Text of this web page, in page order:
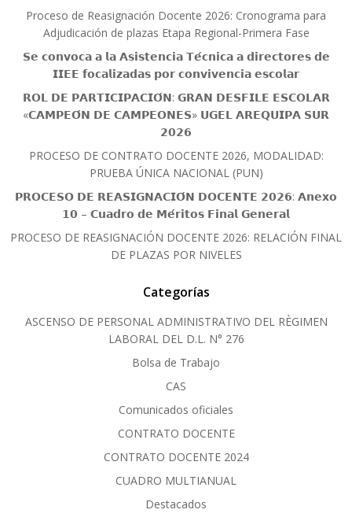
Proceso de Reasignación Docente 2026: Cronograma para
Adjudicación de plazas Etapa Regional-Primera Fase
𝗦𝗲 𝗰𝗼𝗻𝘃𝗼𝗰𝗮 𝗮 𝗹𝗮 𝗔𝘀𝗶𝘀𝘁𝗲𝗻𝗰𝗶𝗮 𝗧𝗲́𝗰𝗻𝗶𝗰𝗮 𝗮 𝗱𝗶𝗿𝗲𝗰𝘁𝗼𝗿𝗲𝘀 𝗱𝗲
𝗜𝗜𝗘𝗘 𝗳𝗼𝗰𝗮𝗹𝗶𝘇𝗮𝗱𝗮𝘀 𝗽𝗼𝗿 𝗰𝗼𝗻𝘃𝗶𝘃𝗲𝗻𝗰𝗶𝗮 𝗲𝘀𝗰𝗼𝗹𝗮𝗿
𝗥𝗢𝗟 𝗗𝗘 𝗣𝗔𝗥𝗧𝗜𝗖𝗜𝗣𝗔𝗖𝗜𝗢́𝗡: 𝗚𝗥𝗔𝗡 𝗗𝗘𝗦𝗙𝗜𝗟𝗘 𝗘𝗦𝗖𝗢𝗟𝗔𝗥
«𝗖𝗔𝗠𝗣𝗘𝗢́𝗡 𝗗𝗘 𝗖𝗔𝗠𝗣𝗘𝗢𝗡𝗘𝗦» 𝗨𝗚𝗘𝗟 𝗔𝗥𝗘𝗤𝗨𝗜𝗣𝗔 𝗦𝗨𝗥
𝟮𝟬𝟮𝟲
PROCESO DE CONTRATO DOCENTE 2026, MODALIDAD:
PRUEBA ÚNICA NACIONAL (PUN)
𝗣𝗥𝗢𝗖𝗘𝗦𝗢 𝗗𝗘 𝗥𝗘𝗔𝗦𝗜𝗚𝗡𝗔𝗖𝗜𝗢́𝗡 𝗗𝗢𝗖𝗘𝗡𝗧𝗘 𝟮𝟬𝟮𝟲: 𝗔𝗻𝗲𝘅𝗼
𝟭𝟬 – 𝗖𝘂𝗮𝗱𝗿𝗼 𝗱𝗲 𝗠𝗲́𝗿𝗶𝘁𝗼𝘀 𝗙𝗶𝗻𝗮𝗹 𝗚𝗲𝗻𝗲𝗿𝗮𝗹
PROCESO DE REASIGNACIÓN DOCENTE 2026: RELACIÓN FINAL
DE PLAZAS POR NIVELES
Categorías
ASCENSO DE PERSONAL ADMINISTRATIVO DEL RÈGIMEN
LABORAL DEL D.L. N° 276
Bolsa de Trabajo
CAS
Comunicados oficiales
CONTRATO DOCENTE
CONTRATO DOCENTE 2024
CUADRO MULTIANUAL
Destacados